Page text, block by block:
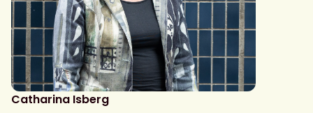
Catharina Isberg